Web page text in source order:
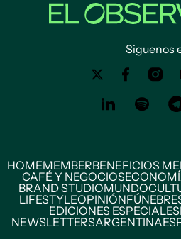
Siguenos
HOMEMEMBERBENEFICIOS
CAFÉ Y NEGOCIOS
BRAND STUDIOMUNDO
LIFESTYLEOPINIÓN
EDICIONES ESPECIALES
NEWSLETTERSARGENTINA